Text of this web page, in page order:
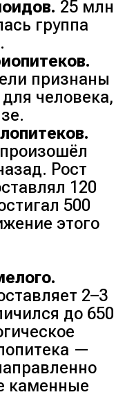
25 млн
группа
признаны
человека,
Рост
120
500
этого
2–3
до 650
—
каменные